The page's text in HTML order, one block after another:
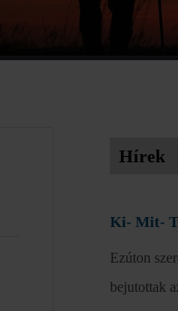
Hírek
Ki- Mit-
Ezúton
bejutottak